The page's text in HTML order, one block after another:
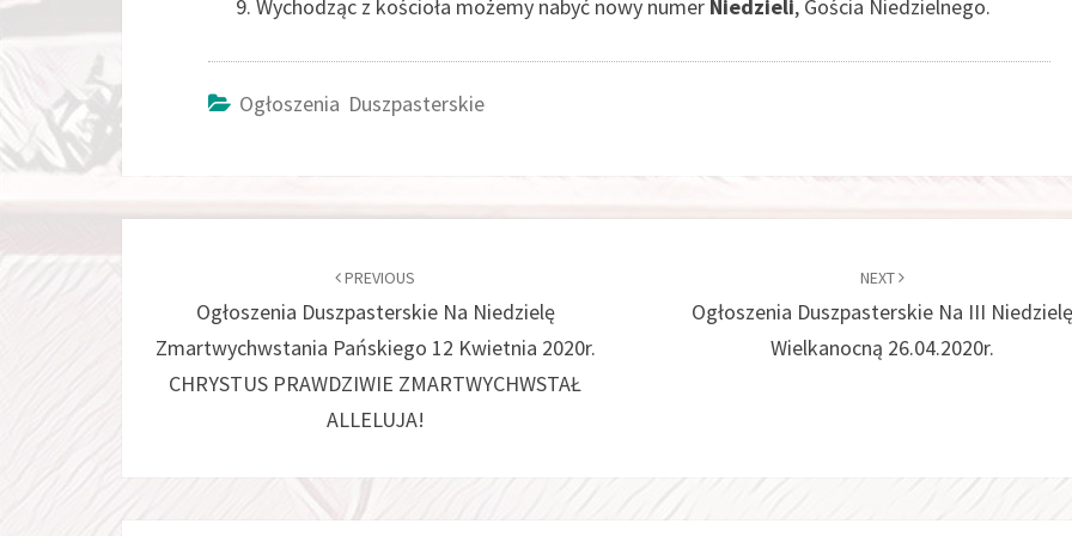
Wychodząc z kościoła możemy nabyć nowy numer Niedzieli, Gościa Niedzielnego.
Ogłoszenia Duszpasterskie
PREVIOUS
Ogłoszenia Duszpasterskie Na Niedzielę
Zmartwychwstania Pańskiego 12 Kwietnia 2020r.
CHRYSTUS PRAWDZIWIE ZMARTWYCHWSTAŁ
ALLELUJA!
NEXT
Ogłoszenia Duszpasterskie Na III
Wielkanocną 26.04.2020r.